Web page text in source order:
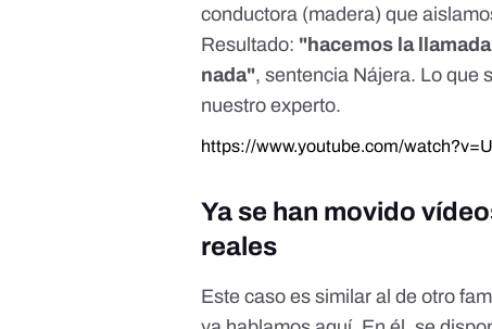
conductora (madera) que
Resultado: "hacemos la
nada", sentencia Nájera. Lo que
nuestro experto.
https://www.youtube.com/
Ya se han movido
reales
Este caso es similar al de otro